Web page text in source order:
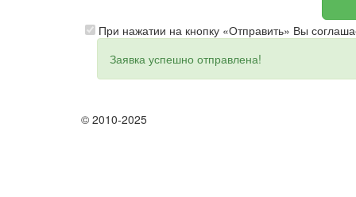
При нажатии на кнопку «Отправить» Вы
Заявка успешно отправлена!
© 2010-2025